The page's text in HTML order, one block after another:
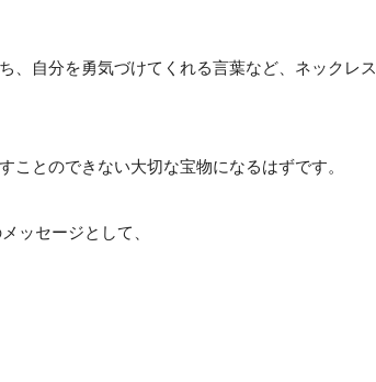
、自分を勇気づけてくれる言葉など、ネックレス
ことのできない大切な宝物になるはずです。
ッセージとして、